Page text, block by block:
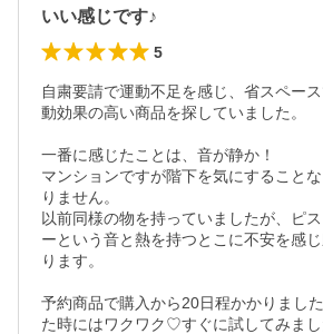
いい感じです♪
5
自粛要請で運動不足を感じ、省スペー
動効果の高い商品を探していました。
一番に感じたことは、音が静か！
マンションですが階下を気にすること
りません。
以前同様の物を持っていましたが、ピ
ーという音と熱を持つとこに不安を感
ります。
予約商品で購入から20日程かかりまし
た時にはワクワク♡すぐに試してみまし